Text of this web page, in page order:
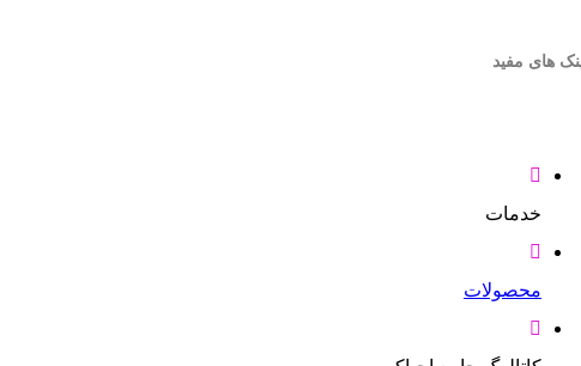
های مفید
خدمات
محصولات